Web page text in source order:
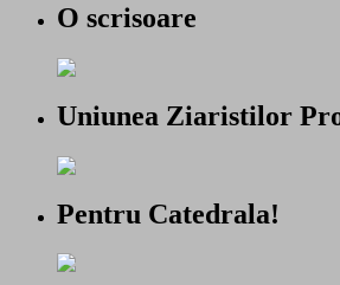
O scrisoare
Uniunea Ziaristilor
Pentru Catedrala!